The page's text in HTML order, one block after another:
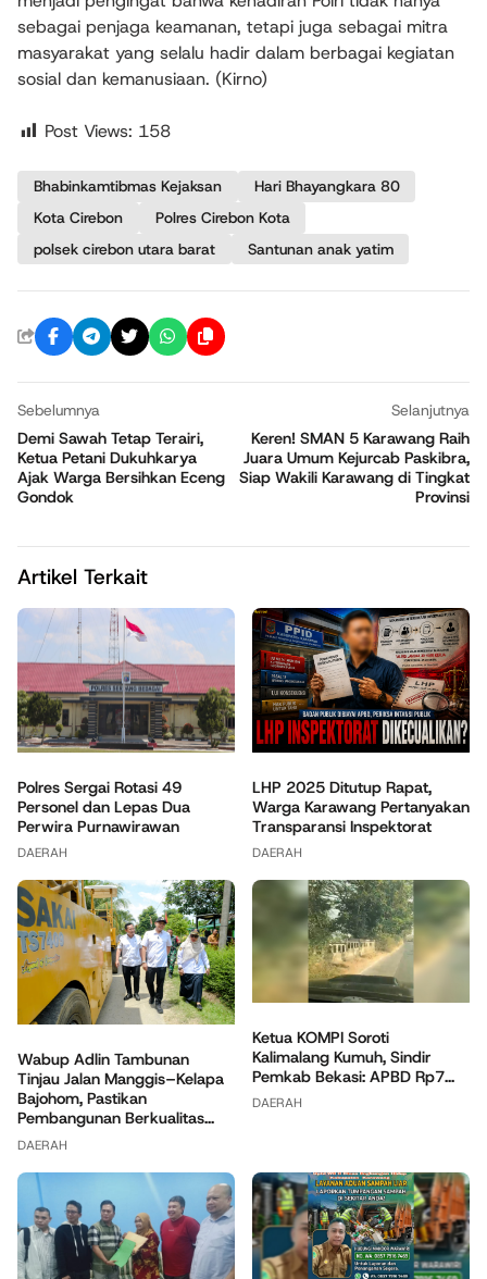
sebagai penjaga keamanan, tetapi juga sebagai mitra
masyarakat yang selalu hadir dalam berbagai kegiatan
sosial dan kemanusiaan. (Kirno)
Post Views: 158
Bhabinkamtibmas Kejaksan
Hari Bhayangkara 80
Kota Cirebon
Polres Cirebon Kota
polsek cirebon utara barat
Santunan anak yatim
Sebelumnya
Demi Sawah Tetap Terairi,
Ketua Petani Dukuhkarya
Ajak Warga Bersihkan Eceng
Gondok
Selanjutnya
Keren! SMAN 5 Karawang Raih
Juara Umum Kejurcab Paskibra,
Siap Wakili Karawang di Tingkat
Provinsi
Artikel Terkait
Polres Sergai Rotasi 49
Personel dan Lepas Dua
Perwira Purnawirawan
DAERAH
LHP 2025 Ditutup Rapat,
Warga Karawang Pertanyakan
Transparansi Inspektorat
DAERAH
Wabup Adlin Tambunan
Tinjau Jalan Manggis–Kelapa
Bajohom, Pastikan
Pembangunan Berkualitas...
DAERAH
Ketua KOMPI Soroti
Kalimalang Kumuh, Sindir
Pemkab Bekasi: APBD Rp7...
DAERAH